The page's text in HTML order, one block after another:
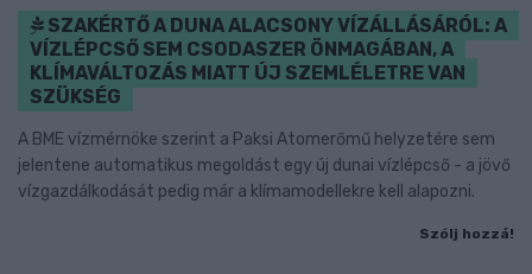
SZAKÉRTŐ A DUNA ALACSONY VÍZÁLLÁSÁRÓL: A
VÍZLÉPCSŐ SEM CSODASZER ÖNMAGÁBAN, A
KLÍMAVÁLTOZÁS MIATT ÚJ SZEMLÉLETRE VAN
SZÜKSÉG
A BME vízmérnöke szerint a Paksi Atomerőmű helyzetére sem
jelentene automatikus megoldást egy új dunai vízlépcső - a jövő
vízgazdálkodását pedig már a klímamodellekre kell alapozni.
Szólj hozzá!